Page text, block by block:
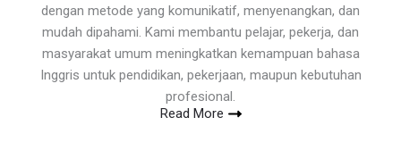
dengan metode yang komunikatif, menyenangkan, dan
mudah dipahami. Kami membantu pelajar, pekerja, dan
masyarakat umum meningkatkan kemampuan bahasa
Inggris untuk pendidikan, pekerjaan, maupun kebutuhan
profesional.
Read More